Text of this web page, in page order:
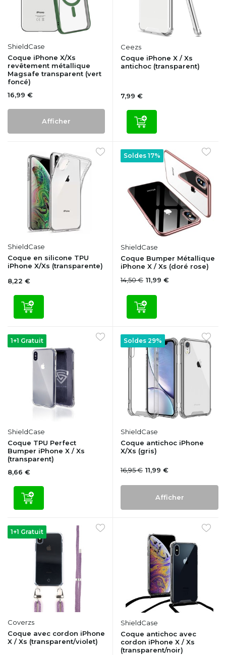
ShieldCase
Coque iPhone X/Xs
revêtement métallique
Magsafe transparent (vert
foncé)
16,99 €
Afficher
Ceezs
Coque iPhone X / Xs
antichoc (transparent)
7,99 €
ShieldCase
Coque en silicone TPU
iPhone X/Xs (transparente)
8,22 €
Soldes 17%
ShieldCase
Coque Bumper Métallique
iPhone X / Xs (doré rose)
14,50 € 11,99 €
1+1 Gratuit
ShieldCase
Coque TPU Perfect
Bumper iPhone X / Xs
(transparent)
8,66 €
Soldes 29%
ShieldCase
Coque antichoc iPhone
X/Xs (gris)
16,95 € 11,99 €
Afficher
1+1 Gratuit
Coverzs
Coque avec cordon iPhone
X / Xs (transparent/violet)
ShieldCase
Coque antichoc avec
cordon iPhone X / Xs
(transparent/noir)